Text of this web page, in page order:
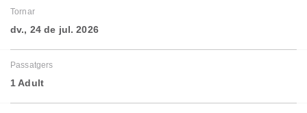
Tornar
dv., 24 de jul. 2026
Passatgers
1 Adult